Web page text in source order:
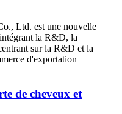
Ltd. est une nouvelle
la R&D, la
sur la R&D et la
d'exportation
de cheveux et